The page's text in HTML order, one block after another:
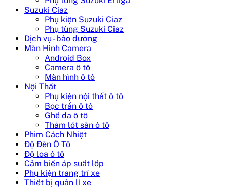
Suzuki Ciaz
Phụ kiện Suzuki Ciaz
Phụ tùng Suzuki Ciaz
Dịch vụ - bảo dưỡng
Màn Hình Camera
Android Box
Camera ô tô
Màn hình ô tô
Nội Thất
Phụ kiện nội thất ô tô
Bọc trần ô tô
Ghế da ô tô
Thảm lót sàn ô tô
Phim Cách Nhiệt
Độ Đèn Ô Tô
Độ loa ô tô
Cảm biến áp suất lốp
Phụ kiện trang trí xe
Thiết bị quản lí xe